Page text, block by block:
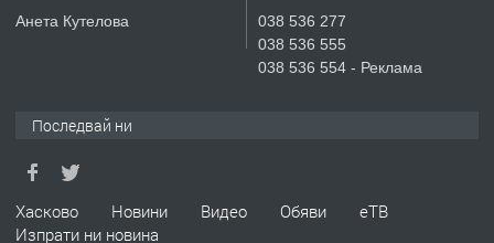
СГЛОБЯВАНЕ НА МЕБЕЛИ.
ПРЕДЛАГА
№4119 Едностаен обзаведен
Анета Кутелова
038 536 277
038 536 555
038 536 554 - Реклама
Последвай ни
Хасково Новини Видео Обяви
еТВ
Изпрати ни новина